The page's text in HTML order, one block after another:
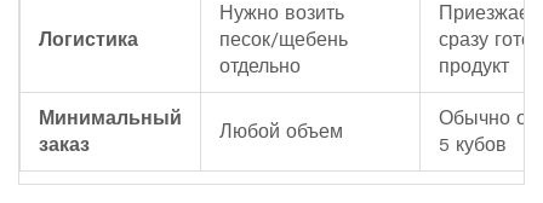
Логистика
Нужно возить
песок/щебень
отдельно
Приезжает
сразу
продукт
Минимальный
заказ
Любой объем
Обычно от
5 кубов